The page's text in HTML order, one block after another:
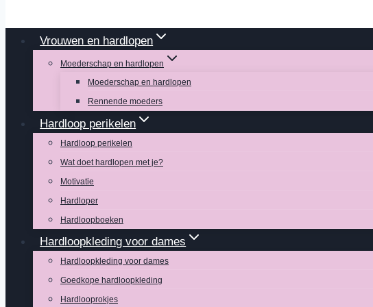
Vrouwen en hardlopen
Moederschap en hardlopen
Moederschap en hardlopen
Rennende moeders
Hardloop perikelen
Hardloop perikelen
Wat doet hardlopen met je?
Motivatie
Hardloper
Hardloopboeken
Hardloopkleding voor dames
Hardloopkleding voor dames
Goedkope hardloopkleding
Hardlooprokjes